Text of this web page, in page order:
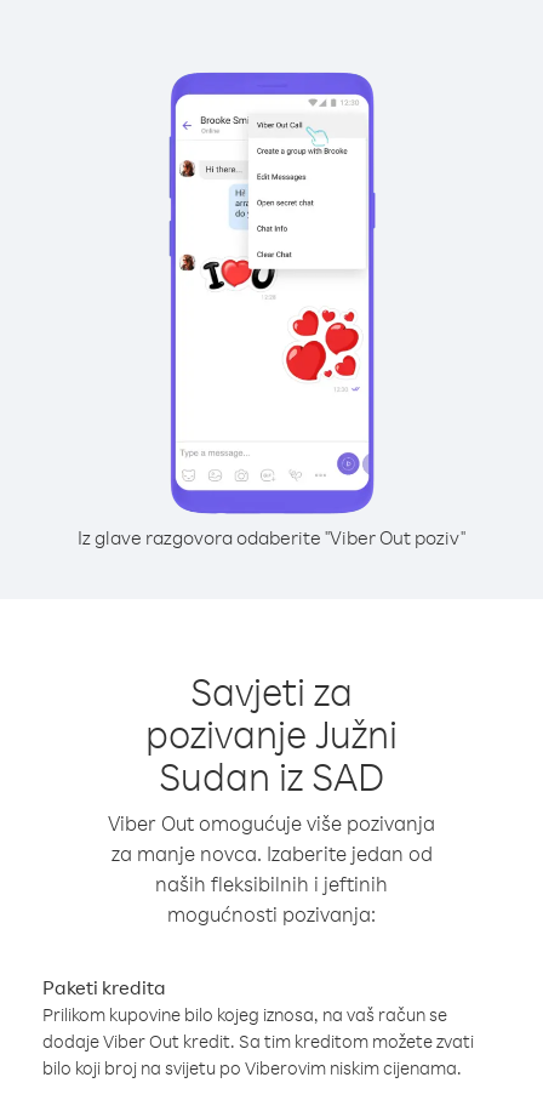
Iz glave razgovora odaberite "Viber Out poziv"
Savjeti za
pozivanje Južni
Sudan iz SAD
Viber Out omogućuje više pozivanja
za manje novca. Izaberite jedan od
naših fleksibilnih i jeftinih
mogućnosti pozivanja:
Paketi kredita
Prilikom kupovine bilo kojeg iznosa, na vaš račun se
dodaje Viber Out kredit. Sa tim kreditom možete zvati
bilo koji broj na svijetu po Viberovim niskim cijenama.